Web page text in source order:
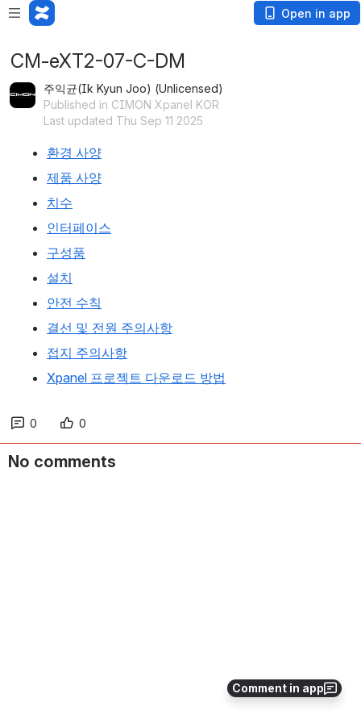
Open in app
Comment in app
CM-eXT2-07-C-DM
주익균(Ik Kyun Joo) (Unlicensed)
Published in CIMON Xpanel KOR
Last updated Thu Sep 11 2025
환경 사양
제품 사양
치수
인터페이스
구성품
설치
안전 수칙
결선 및 전원 주의사항
접지 주의사항
Xpanel 프로젝트 다운로드 방법
0 0
No comments